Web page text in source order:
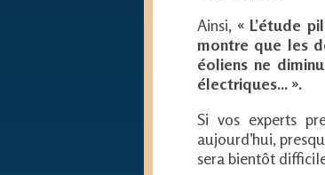
Ainsi, « L’étude
montre que les
éoliens ne
électriques... ».
Si vos experts
aujourd’hui,
sera bientôt